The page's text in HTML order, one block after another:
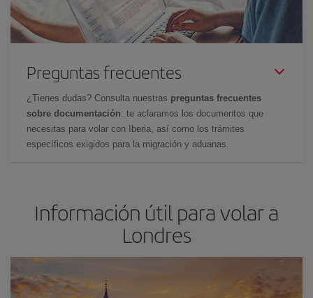
Preguntas frecuentes
¿Tienes dudas? Consulta nuestras preguntas frecuentes
sobre documentación: te aclaramos los documentos que
necesitas para volar con Iberia, así como los trámites
específicos exigidos para la migración y aduanas.
Información útil para volar a
Londres